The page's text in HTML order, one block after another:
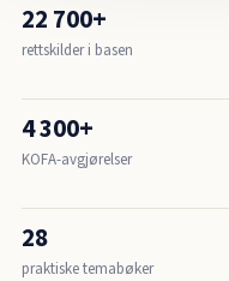
22 700+
rettskilder i basen
4 300+
KOFA-avgjørelser
28
praktiske temabøker